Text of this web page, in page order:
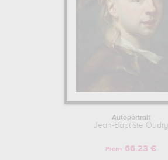
Autoportrait
Jean-Baptiste Oudry
From 66.23 €